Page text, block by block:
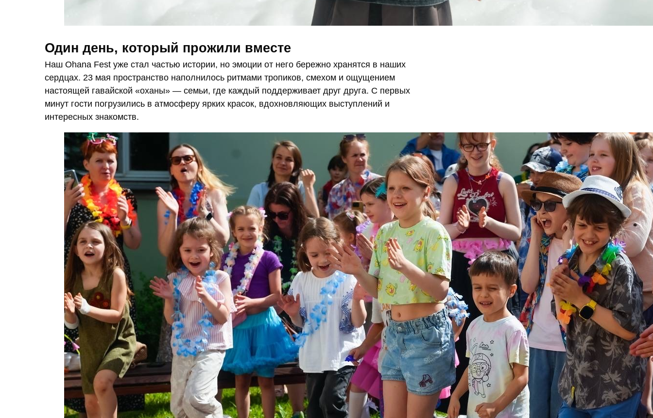
Один день, который прожили вместе
Наш Ohana Fest уже стал частью истории, но эмоции от него бережно хранятся в наших
сердцах. 23 мая пространство наполнилось ритмами тропиков, смехом и ощущением
настоящей гавайской «оханы» — семьи, где каждый поддерживает друг друга. С первых
минут гости погрузились в атмосферу ярких красок, вдохновляющих выступлений и
интересных знакомств.